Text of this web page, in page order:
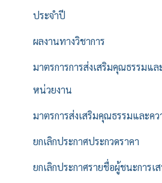
ประจำปี
ผลงานทางวิชาการ
มาตรการการส่งเสริมคุณธรรมแล
หน่วยงาน
มาตรการส่งเสริมคุณธรรมและคว
ยกเลิกประกาศประกวดราคา
ยกเลิกประกาศรายชื่อผู้ชนะการเ